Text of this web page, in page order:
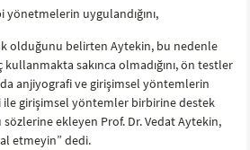
yönetmelerin uygulandığını,
olduğunu belirten Aytekin, bu nedenle
sakınca olmadığını, ön testler
anjiyografi ve girişimsel yöntemlerin
ile girişimsel yöntemler birbirine destek
ekleyen Prof. Dr. Vedat Aytekin,
etmeyin” dedi.